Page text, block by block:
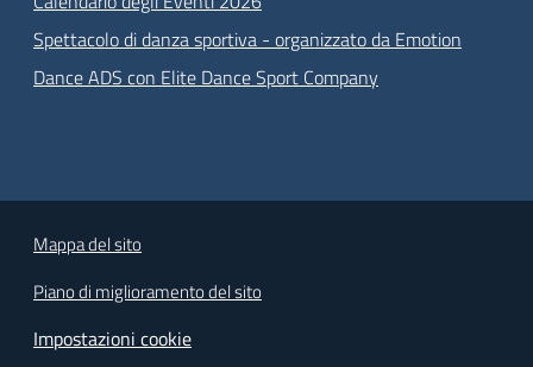
Spettacolo di danza sportiva - organizzato da Emotion
Dance ADS con Elite Dance Sport Company
Mappa del sito
Piano di miglioramento del sito
Impostazioni cookie